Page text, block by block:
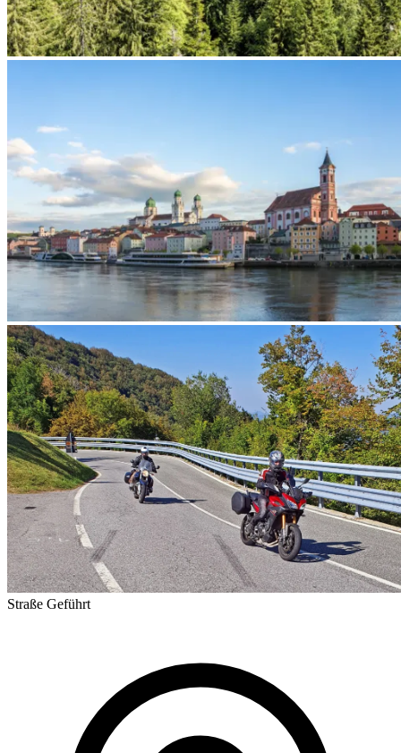
Straße Geführt